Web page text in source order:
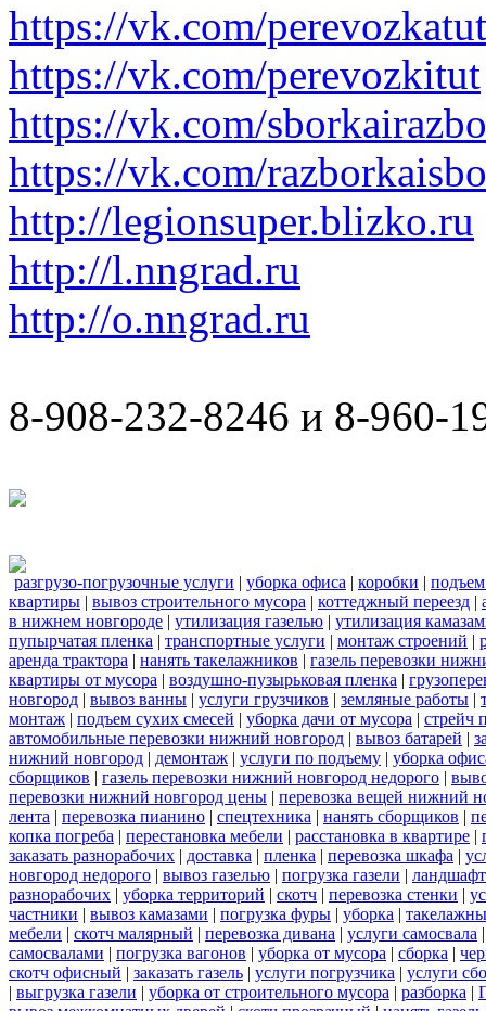
https://vk.com/perevozkatut
https://vk.com/perevozkitut
https://vk.com/
https://vk.com/
http://legionsuper.blizko.ru
http://l.nngrad.ru
http://o.nngrad.ru
8-908-232-8246 и 8-960-
разгрузо-погрузочные услуги | уборка офиса | коробки |
квартиры | вывоз строительного мусора | коттеджный переезд |
в нижнем новгороде | утилизация газелью | утилизация
пупырчатая пленка | транспортные услуги | монтаж строений |
аренда трактора | нанять такелажников | газель перевозки
квартиры от мусора | воздушно-пузырьковая пленка |
новгород | вывоз ванны | услуги грузчиков | земляные работы |
монтаж | подъем сухих смесей | уборка дачи от мусора | стрейч
автомобильные перевозки нижний новгород | вывоз батарей |
нижний новгород | демонтаж | услуги по подъему | уборка
сборщиков | газель перевозки нижний новгород недорого |
перевозки нижний новгород цены | перевозка вещей нижний
лента | перевозка пианино | спецтехника | нанять сборщиков |
копка погреба | перестановка мебели | расстановка в квартире |
заказать разнорабочих | доставка | пленка | перевозка шкафа |
новгород недорого | вывоз газелью | погрузка газели |
разнорабочих | уборка территорий | скотч | перевозка стенки |
частники | вывоз камазами | погрузка фуры | уборка |
мебели | скотч малярный | перевозка дивана | услуги самосвала
самосвалами | погрузка вагонов | уборка от мусора | сборка |
скотч офисный | заказать газель | услуги погрузчика | услуги
| выгрузка газели | уборка от строительного мусора | разборка |